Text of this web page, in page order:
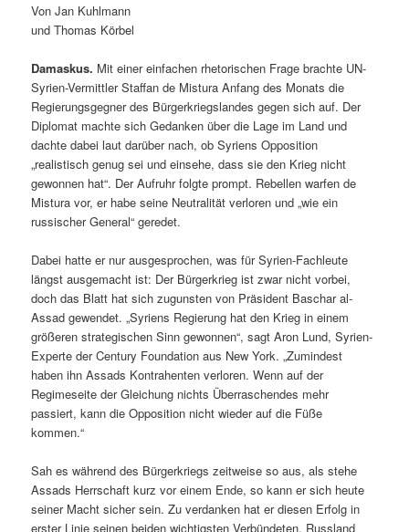
Von Jan Kuhlmann
und Thomas Körbel
Damaskus. Mit einer einfachen rhetorischen Frage brachte UN-
Syrien-Vermittler Staffan de Mistura Anfang des Monats die
Regierungsgegner des Bürgerkriegslandes gegen sich auf. Der
Diplomat machte sich Gedanken über die Lage im Land und
dachte dabei laut darüber nach, ob Syriens Opposition
„realistisch genug sei und einsehe, dass sie den Krieg nicht
gewonnen hat“. Der Aufruhr folgte prompt. Rebellen warfen de
Mistura vor, er habe seine Neutralität verloren und „wie ein
russischer General“ geredet.
Dabei hatte er nur ausgesprochen, was für Syrien-Fachleute
längst ausgemacht ist: Der Bürgerkrieg ist zwar nicht vorbei,
doch das Blatt hat sich zugunsten von Präsident Baschar al-
Assad gewendet. „Syriens Regierung hat den Krieg in einem
größeren strategischen Sinn gewonnen“, sagt Aron Lund, Syrien-
Experte der Century Foundation aus New York. „Zumindest
haben ihn Assads Kontrahenten verloren. Wenn auf der
Regimeseite der Gleichung nichts Überraschendes mehr
passiert, kann die Opposition nicht wieder auf die Füße
kommen.“
Sah es während des Bürgerkriegs zeitweise so aus, als stehe
Assads Herrschaft kurz vor einem Ende, so kann er sich heute
seiner Macht sicher sein. Zu verdanken hat er diesen Erfolg in
erster Linie seinen beiden wichtigsten Verbündeten, Russland